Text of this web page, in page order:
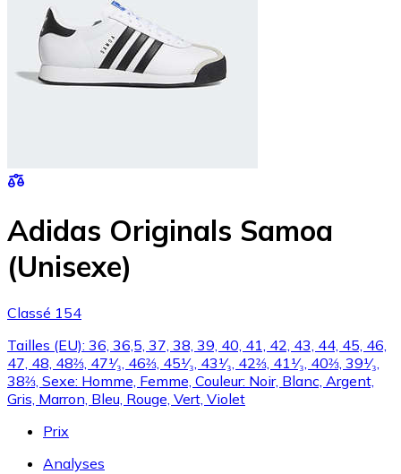
Adidas Originals Samoa
(Unisexe)
Classé 154
Tailles (EU): 36, 36,5, 37, 38, 39, 40, 41, 42, 43, 44, 45, 46,
47, 48, 48⅔, 47¹⁄₃, 46⅔, 45¹⁄₃, 43¹⁄₃, 42⅔, 41¹⁄₃, 40⅔, 39¹⁄₃,
38⅔, Sexe: Homme, Femme, Couleur: Noir, Blanc, Argent,
Gris, Marron, Bleu, Rouge, Vert, Violet
Prix
Analyses